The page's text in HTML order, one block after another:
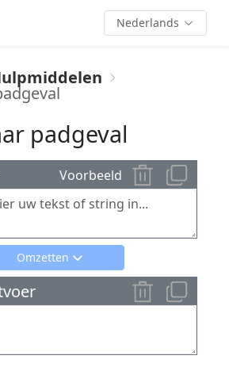
Nederlands
padgeval
Voorbeeld
Omzetten